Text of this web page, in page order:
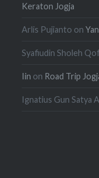
Keraton Jogja
Arlis Pujianto on
Syafiudin Sholeh
Iin on Road Trip
Ignatius Gun Satya